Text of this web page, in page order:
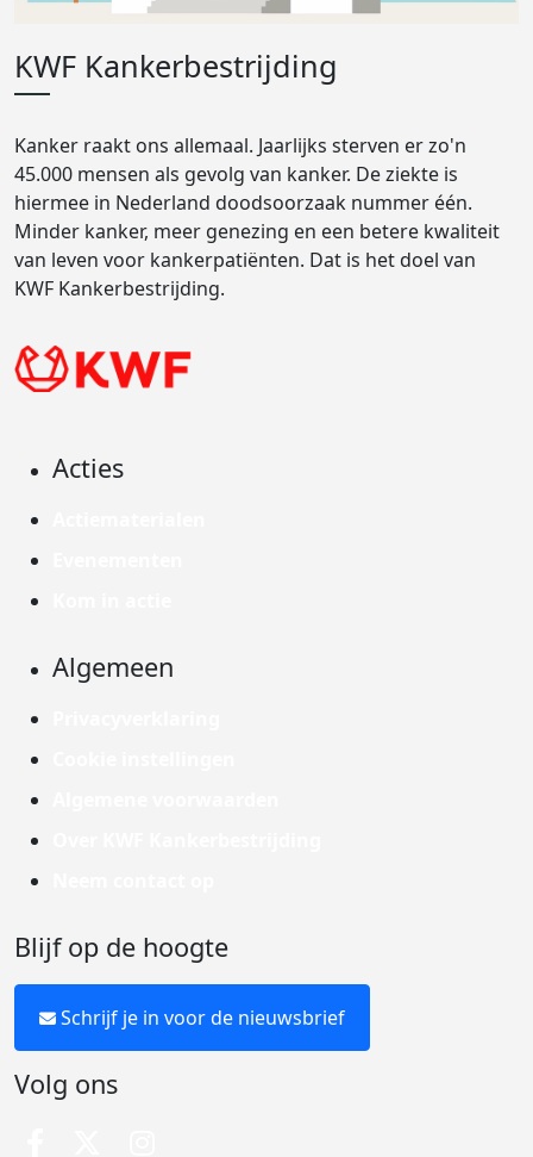
KWF Kankerbestrijding
Kanker raakt ons allemaal. Jaarlijks sterven er zo'n
45.000 mensen als gevolg van kanker. De ziekte is
hiermee in Nederland doodsoorzaak nummer één.
Minder kanker, meer genezing en een betere kwaliteit
van leven voor kankerpatiënten. Dat is het doel van
KWF Kankerbestrijding.
Acties
Algemeen
Blijf op de hoogte
Schrijf je in voor de nieuwsbrief
Volg ons